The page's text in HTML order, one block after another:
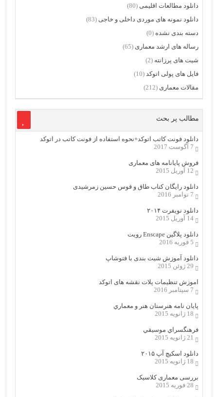
دانلود مطالعات اقلیمی (80)
دانلود نمونه های موردی داخلی و خاجی (83)
دسته بندی نشده (0)
رساله های ارشد معماری (65)
شیت های پرزانته (2)
فایل های پولی اتوکد (10)
مقالات معماری (212)
مطالب پر بحث
دانلود فونت کاتب اتوکد+نحوه استفاده از فونت کاتب در اتوکد
7 آگوست 2017
فروش پایانامه های معماری
12 آوریل 2015
دانلود رایگان کتاب طاق و قوس حسین زمرشیدی
7 نوامبر 2016
دانلود نویفرت ۲۰۱۴
14 آوریل 2015
دانلود پلاگین Enscape رویت
5 فوریه 2016
دانلود آموزش شیت بندی با فتوشاپ
29 ژوئن 2015
اموزش تنظیمات پلات نقشه های اتوکد
7 سپتامبر 2016
پایان نامه هنرستان هنر و معماري
18 ژانویه 2015
فرهنگسراي موسيقي
21 ژانویه 2015
دانلود اسکیچ آپ ۲۰۱۵
18 ژانویه 2015
بررسی معماری کلاسیک
28 فوریه 2015